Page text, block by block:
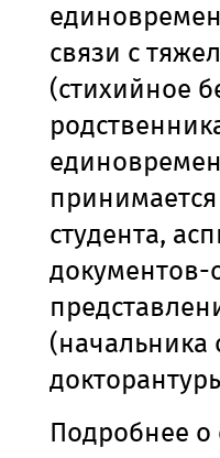
связи с
(стихийное
студента,
документов-
(начальника
Подробнее о